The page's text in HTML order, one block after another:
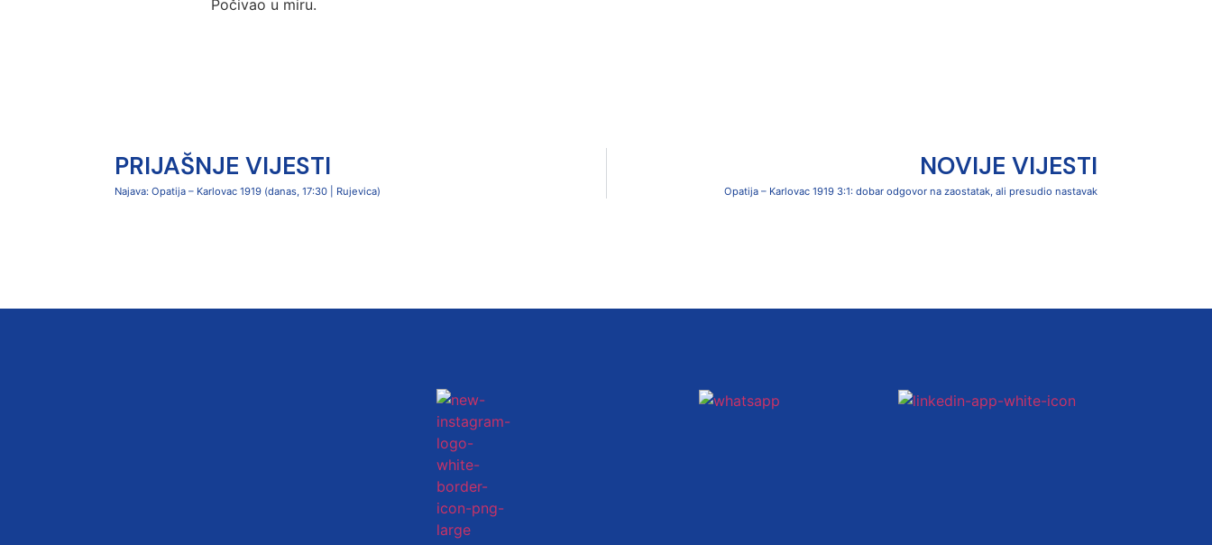
Počivao u miru.
PRIJAŠNJE VIJESTI
Najava: Opatija – Karlovac 1919 (danas, 17:30 | Rujevica)
NOVIJE VIJESTI
Opatija – Karlovac 1919 3:1: dobar odgovor na zaostatak, ali presudio nastavak